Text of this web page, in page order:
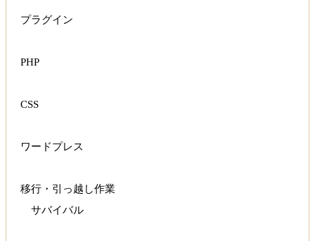
プラグイン
PHP
CSS
ワードプレス
移行・引っ越し作業
サバイバル